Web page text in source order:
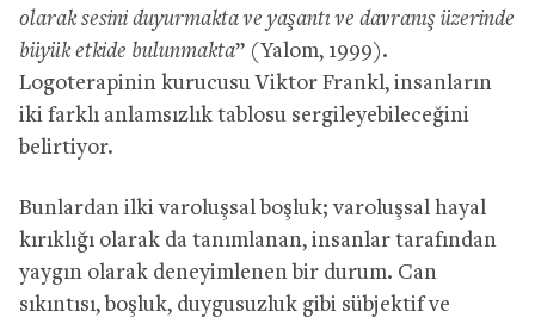
olarak sesini duyurmakta ve yaşantı ve davranış üzerinde
büyük etkide bulunmakta” (Yalom, 1999).
Logoterapinin kurucusu Viktor Frankl, insanların
iki farklı anlamsızlık tablosu sergileyebileceğini
belirtiyor.
Bunlardan ilki varoluşsal boşluk; varoluşsal hayal
kırıklığı olarak da tanımlanan, insanlar tarafından
yaygın olarak deneyimlenen bir durum. Can
sıkıntısı, boşluk, duygusuzluk gibi sübjektif ve